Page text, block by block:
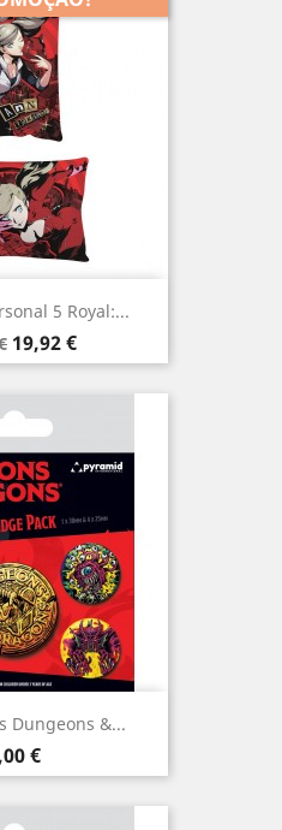
5 Royal:...
Preço
19,92 €
Dungeons &...
€